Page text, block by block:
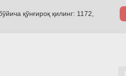
қўнғироқ қилинг: 1172,